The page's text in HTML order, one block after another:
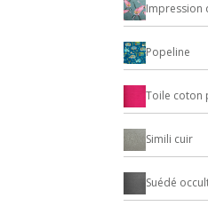
Impression
Popeline
Toile coton
Simili cuir
Suédé